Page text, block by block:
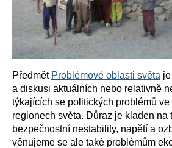
Předmět Problémové oblasti světa
a diskusi aktuálních nebo relativně
týkajících se politických problémů ve
regionech světa. Důraz je kladen na
bezpečnostní nestability, napětí a
věnujeme se ale také problémům